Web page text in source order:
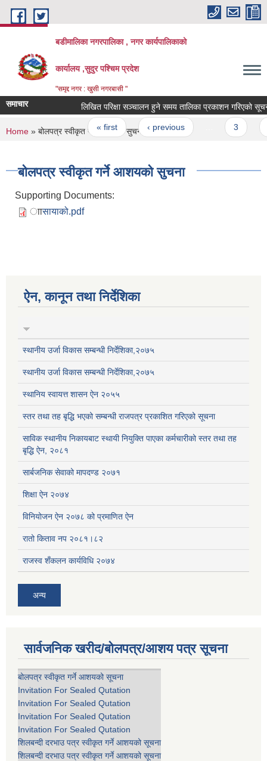
Skip to main content
बडीमालिका नगरपालिका , नगर कार्यपालिकाको
कार्यालय ,सुदुर पश्चिम प्रदेश
"समृद्द नगर : खुसी नगरबासी "
समाचार लिखित परिक्षा सञ्चालन हुने समय तालिका प्रकाशन गरिएको सूचना
Pages
« first ‹ previous
You are here
Home » बोलपत्र स्वीकृत गर्ने आशयको सुचना
बोलपत्र स्वीकृत गर्ने आशयको सुचना
Supporting Documents:
ाासायाको.pdf
ऐन, कानून तथा निर्देशिका
स्थानीय उर्जा विकास सम्बन्धी निर्देशिका,२०७५
स्थानीय उर्जा विकास सम्बन्धी निर्देशिका,२०७५
स्थानिय स्वायत्त शासन ऐन २०५५
स्तर तथा तह बृद्धि भएको सम्बन्धी राजपत्र प्रकाशित गरिएको सूचना
साविक स्थानीय निकायबाट स्थायी नियुक्ति पाएका कर्मचारीको स्तर तथा तह
बृद्धि ऐन, २०८१
सार्बजनिक सेवाको मापदण्ड २०७१
शिक्षा ऐन २०७४
विनियोजन ऐन २०७८ को प्रमाणित ऐन
रातो किताव नप २०८१।८२
राजस्व शँकलन कार्यविधि २०७४
अन्य
सार्वजनिक खरीद/बोलपत्र/आशय पत्र सूचना
बोलपत्र स्वीकृत गर्ने आशयको सूचना
Invitation For Sealed Qutation
Invitation For Sealed Qutation
Invitation For Sealed Qutation
Invitation For Sealed Qutation
शिलबन्दी दरभाउ पत्र स्वीकृत गर्ने आशयको सूचना
शिलबन्दी दरभाउ पत्र स्वीकृत गर्ने आशयको सूचना